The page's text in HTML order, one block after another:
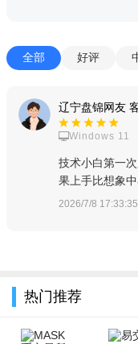
全部 好评
辽宁盘锦网友
Windows 11
技术小白第一
果上手比想象
2026/7/8 17:33:35
热门推荐